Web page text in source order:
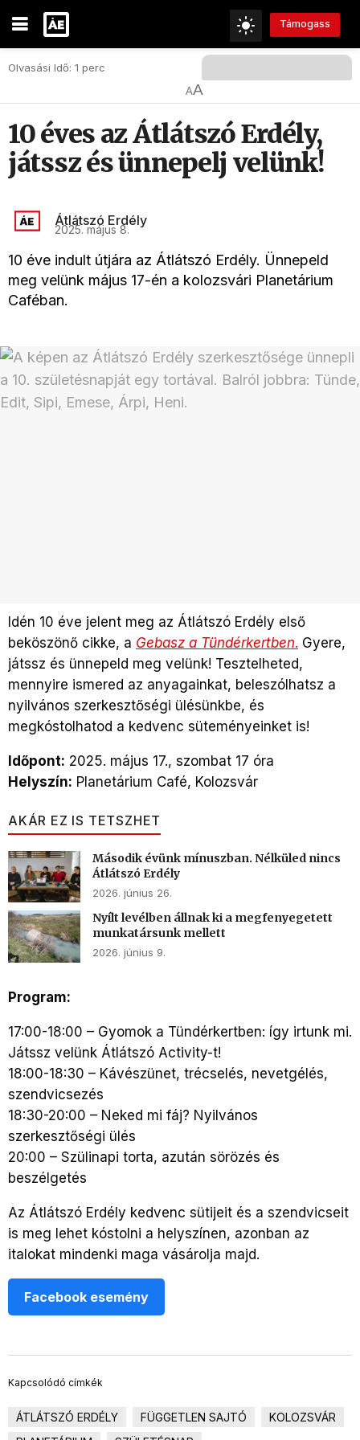
Támogass
Olvasási Idő: 1 perc
AA
10 éves az Átlátszó Erdély,
játssz és ünnepelj velünk!
Átlátszó Erdély
2025. május 8.
10 éve indult útjára az Átlátszó Erdély. Ünnepeld
meg velünk május 17-én a kolozsvári Planetárium
Caféban.
Idén 10 éve jelent meg az Átlátszó Erdély első
beköszönő cikke, a Gebasz a Tündérkertben. Gyere,
játssz és ünnepeld meg velünk! Tesztelheted,
mennyire ismered az anyagainkat, beleszólhatsz a
nyilvános szerkesztőségi ülésünkbe, és
megkóstolhatod a kedvenc süteményeinket is!
Időpont: 2025. május 17., szombat 17 óra
Helyszín: Planetárium Café, Kolozsvár
AKÁR EZ IS TETSZHET
Második évünk mínuszban. Nélküled nincs
Átlátszó Erdély
2026. június 26.
Nyílt levélben állnak ki a megfenyegetett
munkatársunk mellett
2026. június 9.
Program:
17:00-18:00 – Gyomok a Tündérkertben: így irtunk mi.
Játssz velünk Átlátszó Activity-t!
18:00-18:30 – Kávészünet, trécselés, nevetgélés,
szendvicsezés
18:30-20:00 – Neked mi fáj? Nyilvános
szerkesztőségi ülés
20:00 – Szülinapi torta, azután sörözés és
beszélgetés
Az Átlátszó Erdély kedvenc sütijeit és a szendvicseit
is meg lehet kóstolni a helyszínen, azonban az
italokat mindenki maga vásárolja majd.
Facebook esemény
Kapcsolódó címkék
ÁTLÁTSZÓ ERDÉLY FÜGGETLEN SAJTÓ
KOLOZSVÁR